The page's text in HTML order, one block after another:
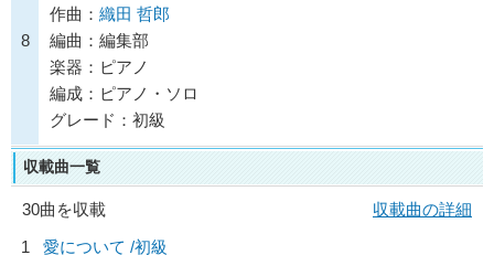
8
作曲： 織田 哲郎
編曲：編集部
楽器：ピアノ
編成：ピアノ・ソロ
グレード：初級
収載曲一覧
30曲を収載
収載曲の詳細
1
愛について /初級